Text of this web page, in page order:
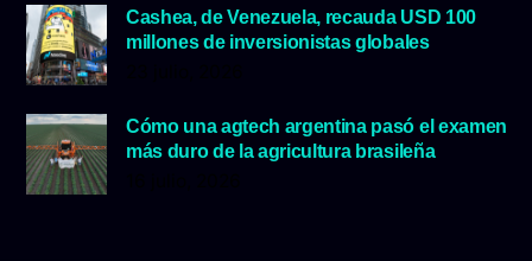
Cashea, de Venezuela, recauda USD 100
millones de inversionistas globales
Cómo una agtech argentina pasó el examen
más duro de la agricultura brasileña